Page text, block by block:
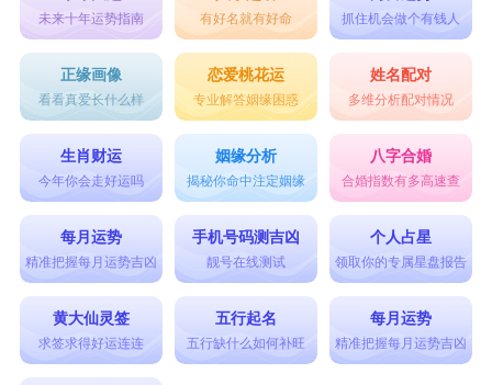
未来十年运势指南 有好名就有好命 抓住机会做个有钱人
正缘画像
看看真爱长什么样
恋爱桃花运
专业解答姻缘困惑
姓名配对
多维分析配对情况
生肖财运
今年你会走好运吗
姻缘分析
揭秘你命中注定姻缘
八字合婚
合婚指数有多高速查
每月运势
精准把握每月运势吉凶
手机号码测吉凶
靓号在线测试
个人占星
领取你的专属星盘报告
黄大仙灵签
求签求得好运连连
五行起名
五行缺什么如何补旺
每月运势
精准把握每月运势吉凶